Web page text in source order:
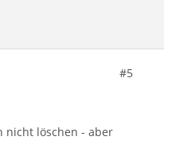
#5
nicht löschen - aber